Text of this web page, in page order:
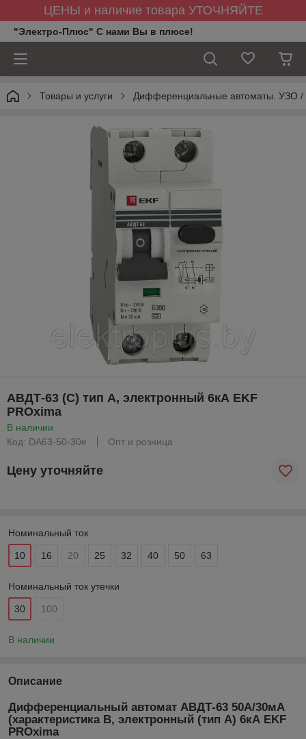
ЦЕНЫ и наличие товара УТОЧНЯЙТЕ
"Электро-Плюс" С нами Вы в плюсе!
Товары и услуги Дифференциальные автоматы. УЗО
АВДТ-63 (C) тип A, электронный 6кА EKF
PROxima
В наличии
Код: DA63-50-30e
Опт и розница
Цену уточняйте
Номинальный ток
10 16 20 25 32 40 50 63
Номинальный ток утечки
30 100
В наличии
Описание
Дифференциальный автомат АВДТ-63 50А/30мА
(характеристика B, электронный (тип A) 6кА EKF
PROxima